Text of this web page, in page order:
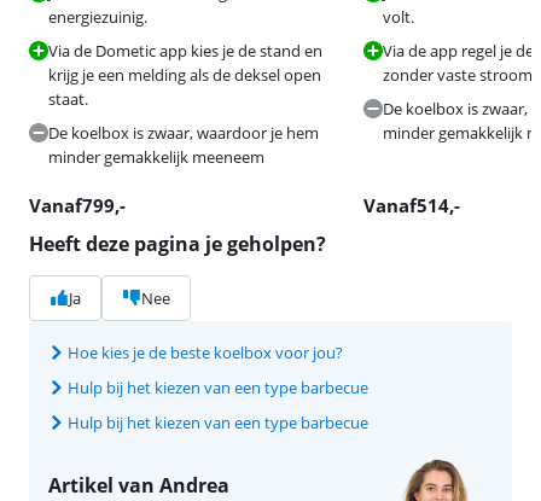
energiezuinig.
Via de Dometic app kies je de stand en
krijg je een melding als de deksel open
staat.
De koelbox is zwaar, waardoor je hem
minder gemakkelijk meeneem
Vanaf799,-
volt.
Via de app regel je
zonder vaste
De koelbox is zwaar,
minder gemakkelijk
Vanaf514,-
Heeft deze pagina je geholpen?
Ja Nee
Hoe kies je de beste koelbox voor jou?
Hulp bij het kiezen van een type barbecue
Hulp bij het kiezen van een type barbecue
Artikel van Andrea